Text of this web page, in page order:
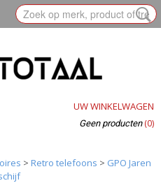
UW WINKELWAGEN
Geen producten (0)
> Retro telefoons > GPO Jaren